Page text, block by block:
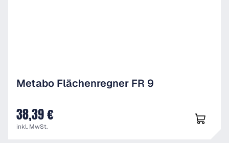
Metabo Flächenregner FR 9
UVP
38,39 €
inkl. MwSt.